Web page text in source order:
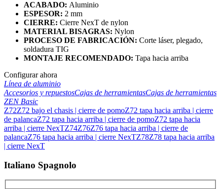
ACABADO: Aluminio
ESPESOR: 2 mm
CIERRE: Cierre NexT de nylon
MATERIAL BISAGRAS: Nylon
PROCESO DE FABRICACIÓN: Corte láser, plegado,
soldadura TIG
MONTAJE RECOMENDADO: Tapa hacia arriba
Configurar ahora
Línea de aluminio
Accesorios y repuestosCajas de herramientasCajas de herramientas
ZEN Basic
Z72Z72 bajo el chasis | cierre de pomoZ72 tapa hacia arriba | cierre
de palancaZ72 tapa hacia arriba | cierre de pomoZ72 tapa hacia
arriba | cierre NexTZ74Z76Z76 tapa hacia arriba | cierre de
palancaZ76 tapa hacia arriba | cierre NexTZ78Z78 tapa hacia arriba
| cierre NexT
Italiano Spagnolo